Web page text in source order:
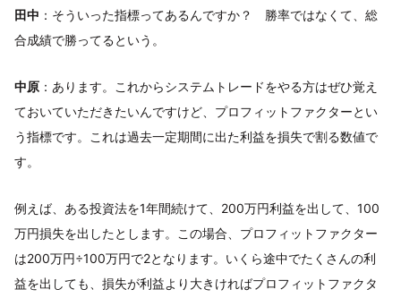
田中 ：そういった指標ってあるんですか？ 勝率ではなくて、総
合成績で勝ってるという。
中原 ：あります。これからシステムトレードをやる方はぜひ覚え
ておいていただきたいんですけど、プロフィットファクターとい
う指標です。これは過去一定期間に出た利益を損失で割る数値で
す。
例えば、ある投資法を1年間続けて、200万円利益を出して、100
万円損失を出したとします。この場合、プロフィットファクター
は200万円÷100万円で2となります。いくら途中でたくさんの利
益を出しても、損失が利益より大きければプロフィットファクタ